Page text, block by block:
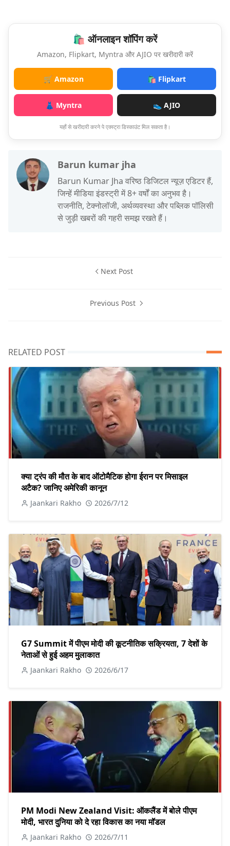
🛍️ ऑनलाइन शॉपिंग करें
Amazon, Flipkart, Myntra और AJIO पर खरीदारी करें
🛒 Amazon 🛍️ Flipkart
👗 Myntra 👟 AJIO
यहाँ से खरीदारी करने पे एक्स्ट्रा डिस्काउंट मिल सकता है।
Barun kumar jha
Barun Kumar Jha वरिष्ठ डिजिटल न्यूज़ एडिटर हैं,
जिन्हें मीडिया इंडस्ट्री में 8+ वर्षों का अनुभव है।
राजनीति, टेक्नोलॉजी, अर्थव्यवस्था और पब्लिक पॉलिसी
से जुड़ी खबरों की गहरी समझ रखते हैं।
Next Post
Previous Post
RELATED POST
क्या ट्रंप की मौत के बाद ऑटोमैटिक होगा ईरान पर मिसाइल
अटैक? जानिए अमेरिकी कानून
Jaankari Rakho 2026/7/12
G7 Summit में पीएम मोदी की कूटनीतिक सक्रियता, 7 देशों के
नेताओं से हुई अहम मुलाकात
Jaankari Rakho 2026/6/17
PM Modi New Zealand Visit: ऑकलैंड में बोले पीएम
मोदी, भारत दुनिया को दे रहा विकास का नया मॉडल
Jaankari Rakho 2026/7/11